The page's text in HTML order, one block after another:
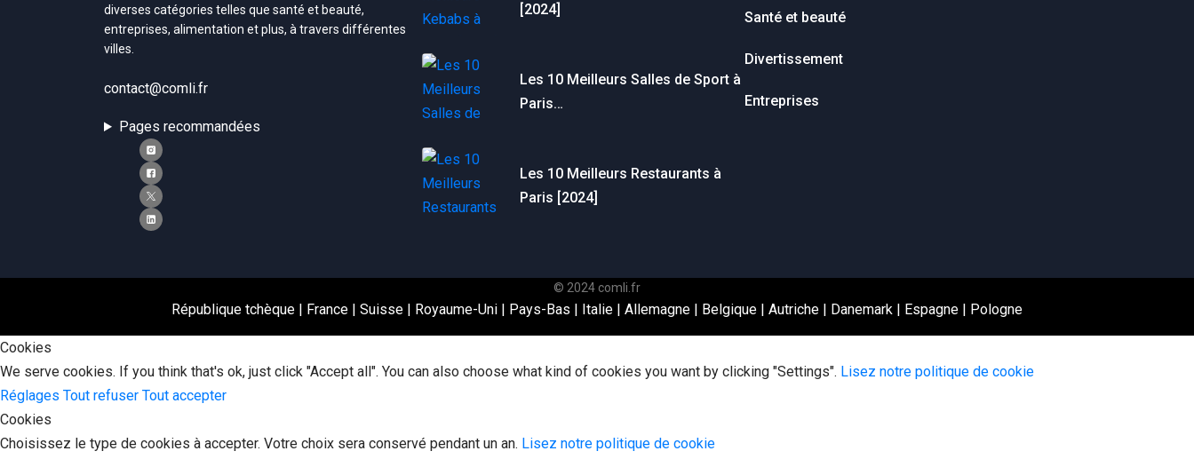
diverses catégories telles que santé et beauté,
entreprises, alimentation et plus, à travers différentes
villes.
contact@comli.fr
Pages recommandées
[2024]
Les 10 Meilleurs Salles de Sport à
Paris…
Les 10 Meilleurs Restaurants à
Paris [2024]
Santé et beauté
Divertissement
Entreprises
© 2024 comli.fr
République tchèque | France | Suisse | Royaume-Uni | Pays-Bas | Italie | Allemagne | Belgique | Autriche | Danemark | Espagne | Pologne
Cookies
We serve cookies. If you think that's ok, just click "Accept all". You can also choose what kind of cookies you want by clicking "Settings". Lisez notre politique de cookie
Réglages Tout refuser Tout accepter
Cookies
Choisissez le type de cookies à accepter. Votre choix sera conservé pendant un an. Lisez notre politique de cookie